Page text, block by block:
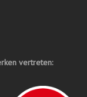
vertreten: